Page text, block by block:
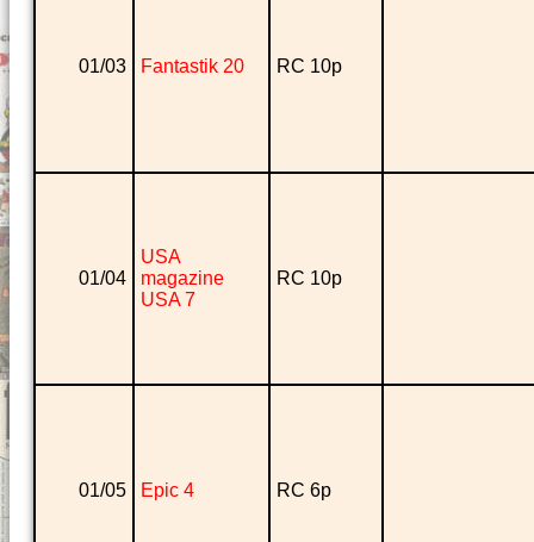
01/03 Fantastik 20 RC 10p
01/04
USA
magazine
USA 7
RC 10p
01/05 Epic 4 RC 6p